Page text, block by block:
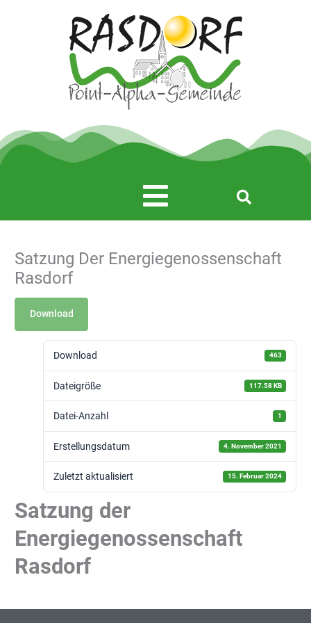
Main
Menu
Satzung Der Energiegenossenschaft
Rasdorf
Download
Download 463
Dateigröße 117.58 KB
Datei-Anzahl 1
Erstellungsdatum 4. November 2021
Zuletzt aktualisiert 15. Februar 2024
Satzung der
Energiegenossenschaft
Rasdorf